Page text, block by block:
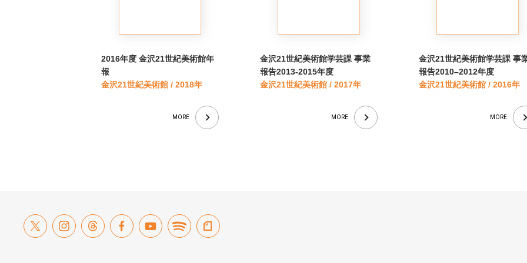
2016年度 金沢21世紀美術館年
報
金沢21世紀美術館 / 2018年
MORE
金沢21世紀美術館学芸課 事業
報告2013-2015年度
金沢21世紀美術館 / 2017年
MORE
金沢21世紀美術館学芸課 事
報告2010–2012年度
金沢21世紀美術館 / 2016年
MORE